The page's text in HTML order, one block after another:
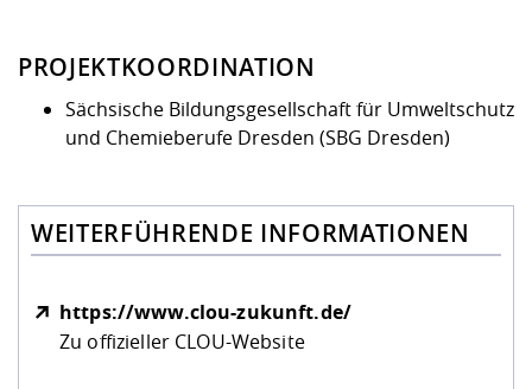
PROJEKTKOORDINATION
Sächsische Bildungsgesellschaft für Umweltschutz
und Chemieberufe Dresden (SBG Dresden)
WEITERFÜHRENDE INFORMATIONEN
https://www.clou-zukunft.de/
Zu offizieller CLOU-Website